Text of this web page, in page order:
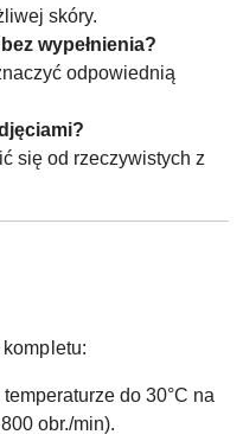
skóry.
wypełnienia?
odpowiednią
się od rzeczywistych z
do 30°C na
obr./min).